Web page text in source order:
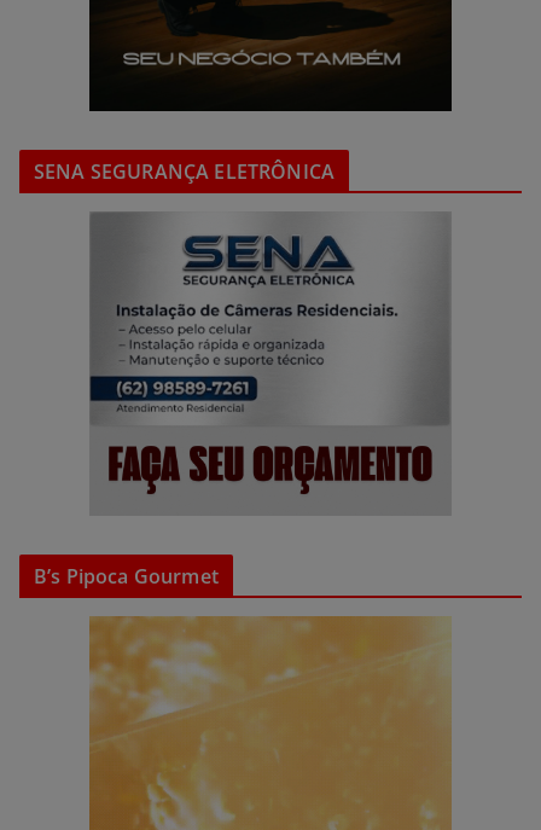
SENA SEGURANÇA ELETRÔNICA
B’s Pipoca Gourmet